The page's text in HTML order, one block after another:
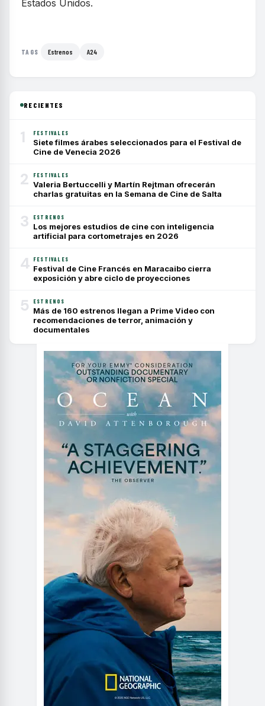
Estados Unidos.
TAGS Estrenos A24
RECIENTES
1 FESTIVALES
Siete filmes árabes seleccionados para el Festival de
Cine de Venecia 2026
2 FESTIVALES
Valeria Bertuccelli y Martín Rejtman ofrecerán
charlas gratuitas en la Semana de Cine de Salta
3 ESTRENOS
Los mejores estudios de cine con inteligencia
artificial para cortometrajes en 2026
4 FESTIVALES
Festival de Cine Francés en Maracaibo cierra
exposición y abre ciclo de proyecciones
5 ESTRENOS
Más de 160 estrenos llegan a Prime Video con
recomendaciones de terror, animación y
documentales